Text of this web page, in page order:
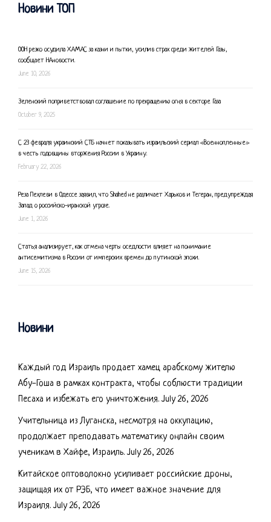
Новини ТОП
ООН резко осудила ХАМАС за казни и пытки, усилив страх среди жителей Газы,
сообщает НАновости.
June 10, 2026
Зеленский поприветствовал соглашение по прекращению огня в секторе Газа
October 9, 2025
С 23 февраля украинский СТБ начнет показывать израильский сериал «Военнопленные»
в честь годовщины вторжения России в Украину.
February 22, 2026
Реза Пехлеви в Одессе заявил, что Shahed не различает Харьков и Тегеран, предупреждая
Запад о российско-иранской угрозе.
June 1, 2026
Статья анализирует, как отмена черты оседлости влияет на понимание
антисемитизма в России от имперских времен до путинской эпохи.
June 15, 2026
Новини
Каждый год Израиль продает хамец арабскому жителю
Абу-Гоша в рамках контракта, чтобы соблюсти традиции
Песаха и избежать его уничтожения. July 26, 2026
Учительница из Луганска, несмотря на оккупацию,
продолжает преподавать математику онлайн своим
ученикам в Хайфе, Израиль. July 26, 2026
Китайское оптоволокно усиливает российские дроны,
защищая их от РЭБ, что имеет важное значение для
Израиля. July 26, 2026